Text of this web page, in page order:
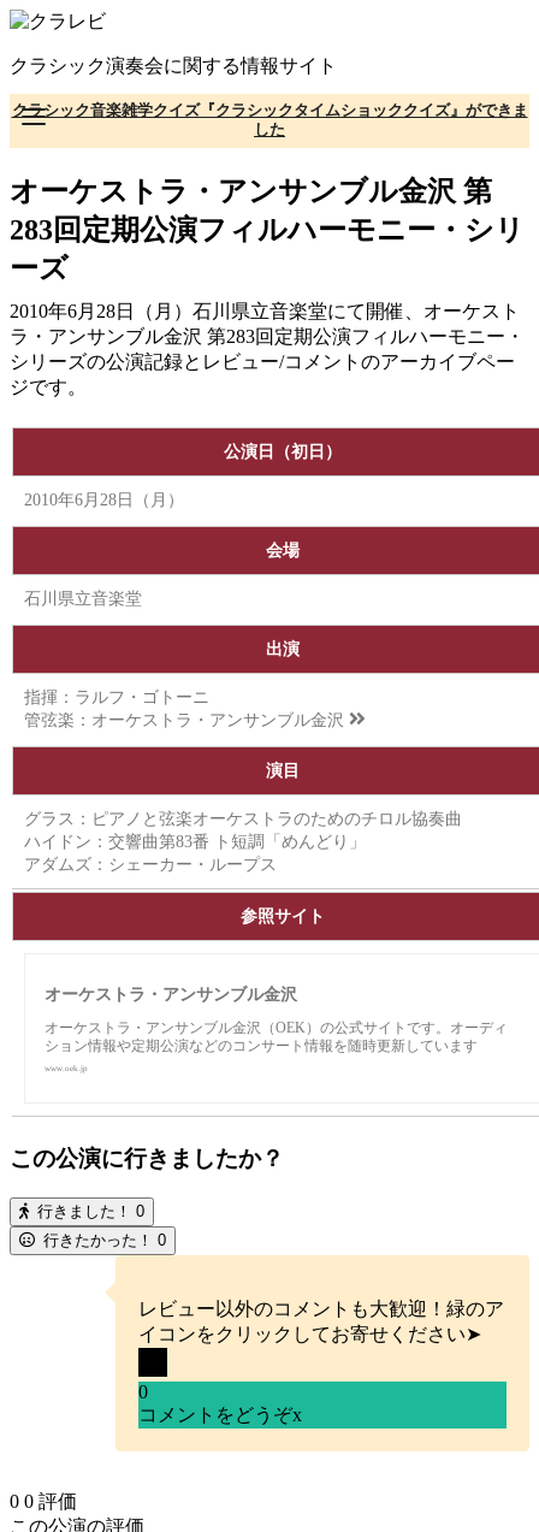
コ
テ
ン
ツ
へ
動
クラシック演奏会に関する情報サイト
クラシック音楽雑学クイズ『クラシックタイムショッククイズ』ができま
した
オーケストラ・アンサンブル金沢 第
283回定期公演フィルハーモニー・シリ
ーズ
2010年6月28日（月）石川県立音楽堂にて開催、オーケスト
ラ・アンサンブル金沢 第283回定期公演フィルハーモニー・
シリーズの公演記録とレビュー/コメントのアーカイブペー
ジです。
公演日（初日）
2010年6月28日（月）
会場
石川県立音楽堂
出演
指揮：ラルフ・ゴトーニ
管弦楽： オーケストラ・アンサンブル金沢
演目
グラス：ピアノと弦楽オーケストラのためのチロル協奏曲
ハイドン：交響曲第83番 ト短調「めんどり」
アダムズ：シェーカー・ループス
参照サイト
オーケストラ・アンサンブル金沢
オーケストラ・アンサンブル金沢（OEK）の公式サイトです。オーディ
ション情報や定期公演などのコンサート情報を随時更新しています
www.oek.jp
この公演に行きましたか？
行きました！ 0
行きたかった！ 0
レビュー以外のコメントも大歓迎！緑のア
イコンをクリックしてお寄せください➤
0
コメントをどうぞx
0 0 評価
この公演の評価